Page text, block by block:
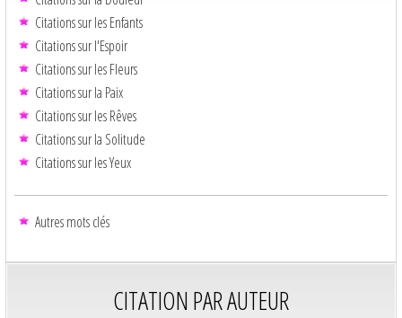
Citations sur les Enfants
Citations sur l'Espoir
Citations sur les Fleurs
Citations sur la Paix
Citations sur les Rêves
Citations sur la Solitude
Citations sur les Yeux
Autres mots clés
CITATION PAR AUTEUR